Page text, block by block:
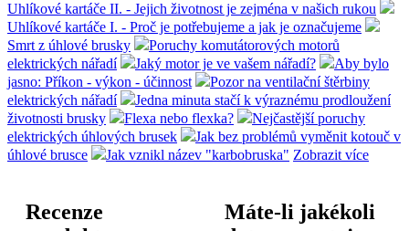
Uhlíkové kartáče II. - Jejich životnost je zejména v našich rukou
Uhlíkové kartáče I. - Proč je potřebujeme a jak je označujeme
Smrt z úhlové brusky
Poruchy komutátorových motorů
elektrických nářadí
Jaký motor je ve vašem nářadí?
Aby bylo
jasno: Příkon - výkon - účinnost
Pozor na ventilační štěrbiny
elektrických nářadí
Jedna minuta stačí k výraznému prodloužení
životnosti brusky
Flexa nebo flexka?
Nejčastější poruchy
elektrických úhlových brusek
Jak bez problémů vyměnit kotouč v
úhlové brusce
Jak vznikl název "karbobruska" Zobrazit více
Recenze
Máte-li jakékoli